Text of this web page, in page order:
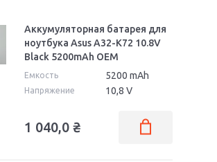
Pro 71
Pro 78
Pro Advanced BU201
Аккумуляторная батарея для
ноутбука Asus A32-K72 10.8V
Black 5200mAh OEM
Емкость 5200 mAh
Напряжение 10,8 V
1 040,0 ₴